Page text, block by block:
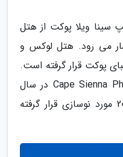
سینا ویلا پوکت از هتل
می رود. هتل لوکس و
پوکت قرار گرفته است.
Cape Sienna Phuket Gourmet Hotel & Villas در سال
2008 ساخته شده و در سال 2017 مورد نوسازی قرار گرفته